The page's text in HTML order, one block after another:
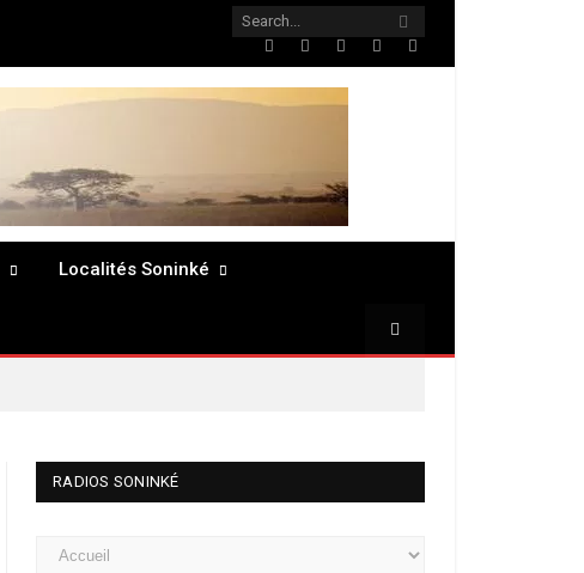
Twitter FacebookLinkedInPinterest
Localités Soninké
RADIOS SONINKÉ